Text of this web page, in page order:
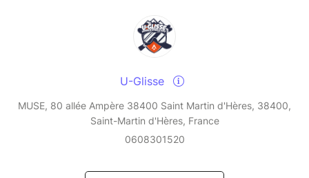
U-Glisse
MUSE, 80 allée Ampère 38400 Saint Martin d'Hères, 38400,
Saint-Martin d'Hères, France
0608301520